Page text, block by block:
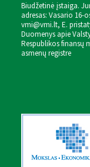
Biudžetinė įstaiga.
adresas: Vasario 16-
vmi@vmi.lt, E.
Duomenys apie
Respublikos finansų
asmenų registre